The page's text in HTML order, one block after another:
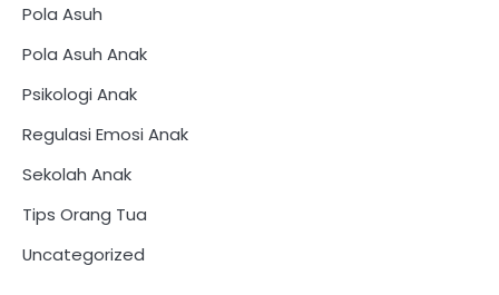
Pola Asuh
Pola Asuh Anak
Psikologi Anak
Regulasi Emosi Anak
Sekolah Anak
Tips Orang Tua
Uncategorized